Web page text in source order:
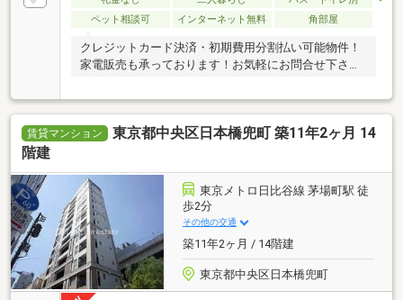
ペット相談可
インターネット無料 角部屋
クレジットカード決済・初期費用分割払い可能物件！
家電販売も承っております！お気軽にお問合せ下さ
賃貸マンション
東京都中央区日本橋兜町 築11年2ヶ月 14
階建
東京メトロ日比谷線 茅場町駅 徒
歩2分
その他の交通
築11年2ヶ月 / 14階建
東京都中央区日本橋兜町